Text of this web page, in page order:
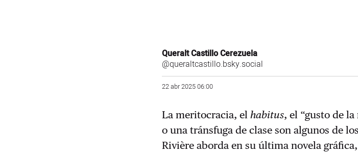
Queralt Castillo Cerezuela
@queraltcastillo.bsky.social
22 abr 2025 06:00
La meritocracia, elhabitus, el “gusto de
o una tránsfuga de clase son algunos de
Rivière aborda en su última novela gráfica,